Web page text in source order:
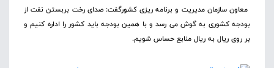
معاون سازمان مدیریت و برنامه ریزی کشورگفت: صدای رخت بربستن نفت از
بودجه کشوری به گوش می رسد و با همین بودجه باید کشور را اداره کنیم و
بر روی ریال به ریال منابع حساس شویم.